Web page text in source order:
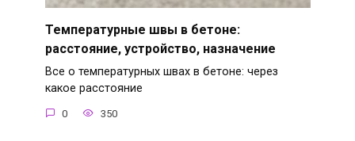
Температурные швы в бетоне:
расстояние, устройство, назначение
Все о температурных швах в бетоне: через
какое расстояние
0 350